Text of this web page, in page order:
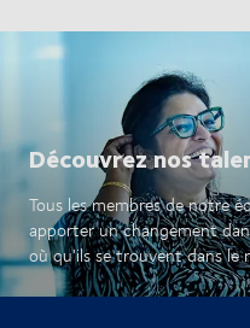
Découvrez nos
Tous les membres de notre
apporter un changement
où qu'ils se trouvent dans le